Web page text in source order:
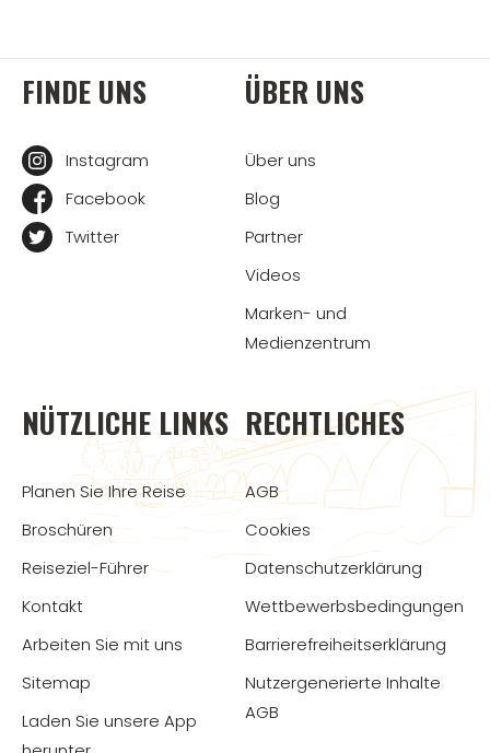
FINDE UNS
Instagram
Facebook
Twitter
ÜBER UNS
Über uns
Blog
Partner
Videos
Marken- und
Medienzentrum
NÜTZLICHE LINKS
Planen Sie Ihre Reise
Broschüren
Reiseziel-Führer
Kontakt
Arbeiten Sie mit uns
Sitemap
Laden Sie unsere App
RECHTLICHES
AGB
Cookies
Datenschutzerklärung
Wettbewerbsbedingungen
Barrierefreiheitserklärung
Nutzergenerierte Inhalte
AGB